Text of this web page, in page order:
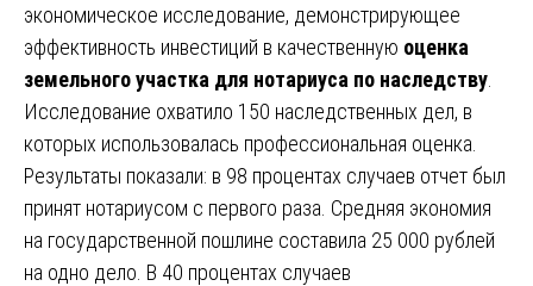
экономическое исследование, демонстрирующее
эффективность инвестиций в качественную оценка
земельного участка для нотариуса по наследству
Исследование охватило 150 наследственных дел, в
которых использовалась профессиональная оценка.
Результаты показали: в 98 процентах случаев отчет был
принят нотариусом с первого раза. Средняя экономия
на государственной пошлине составила 25 000 рублей
на одно дело. В 40 процентах случаев